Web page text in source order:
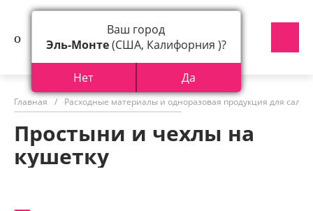
Главная / Расходные материалы и одноразовая продукция для
Простыни и чехлы на
кушетку
Ваш город
Эль-Монте(США, Калифорния )?
Нет Да